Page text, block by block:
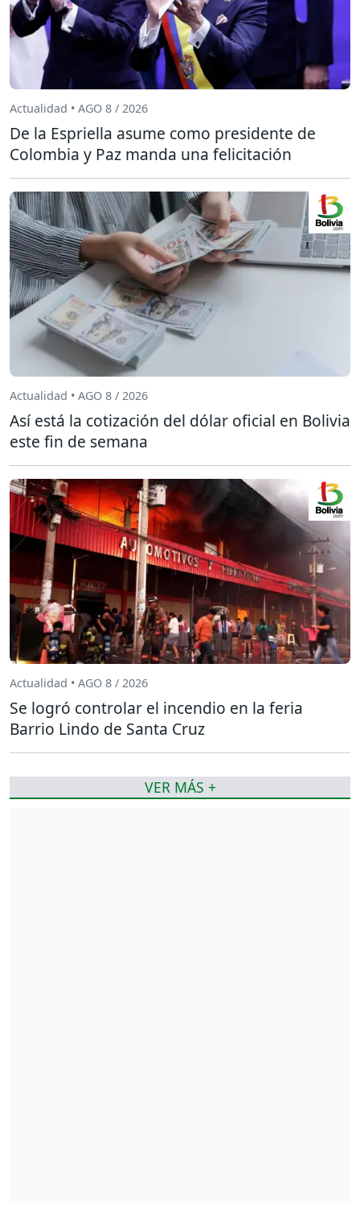
Actualidad • AGO 8 / 2026
De la Espriella asume como presidente de
Colombia y Paz manda una felicitación
Actualidad • AGO 8 / 2026
Así está la cotización del dólar oficial en Bolivia
este fin de semana
Actualidad • AGO 8 / 2026
Se logró controlar el incendio en la feria
Barrio Lindo de Santa Cruz
VER MÁS +